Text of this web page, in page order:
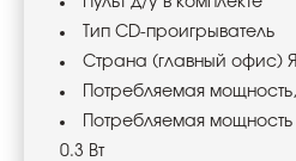
Тип CD-проигрыватель
Страна (главный офис)
Потребляемая мощность,
Потребляемая
0.3 Вт